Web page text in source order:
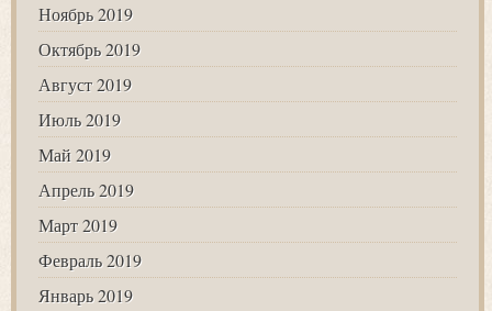
Ноябрь 2019
Октябрь 2019
Август 2019
Июль 2019
Май 2019
Апрель 2019
Март 2019
Февраль 2019
Январь 2019